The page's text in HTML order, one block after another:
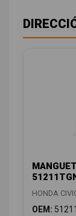
HONDA
OEM: